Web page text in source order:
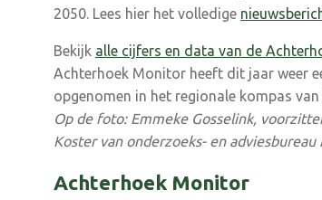
2050. Lees hier het volledige
Bekijk alle cijfers en data van de
Achterhoek Monitor heeft dit jaar weer
opgenomen in het regionale kompas
Op de foto: Emmeke Gosselink,
Koster van onderzoeks- en adviesbureau
Achterhoek Monitor